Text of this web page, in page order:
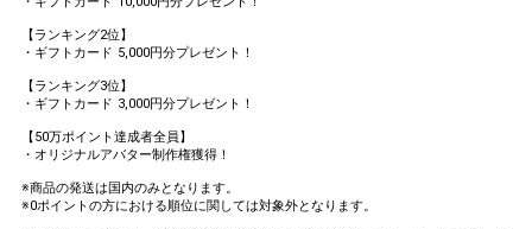
【ランキング2位】
・ギフトカード 5,000円分プレゼント！
【ランキング3位】
・ギフトカード 3,000円分プレゼント！
【50万ポイント達成者全員】
・オリジナルアバター制作権獲得！
※商品の発送は国内のみとなります。
※0ポイントの方における順位に関しては対象外となります。